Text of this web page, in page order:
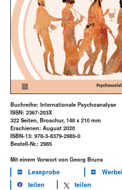
Buchreihe: Internationale Psychoanalyse
ISSN: 2367-203X
322 Seiten, Broschur, 148 x 210 mm
Erschienen: August 2020
ISBN-13: 978-3-8379-2985-0
Bestell-Nr.: 2985
Mit einem Vorwort von Georg Bruns
Leseprobe
teilen
teilen